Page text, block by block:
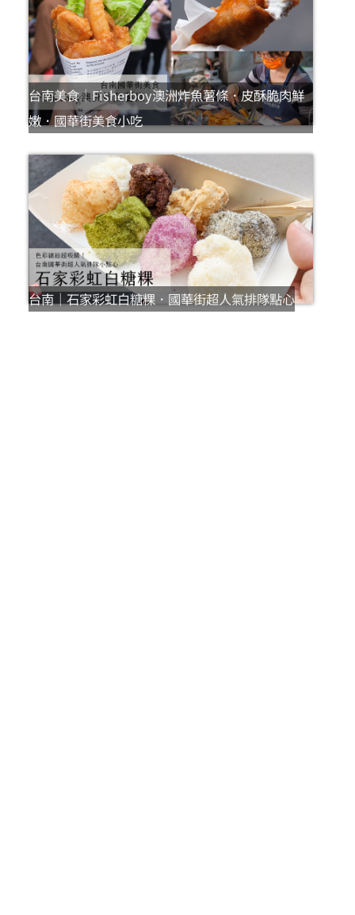
台南美食｜Fisherboy澳洲炸魚薯條．皮酥脆肉鮮
嫩．國華街美食小吃
台南｜石家彩虹白糖粿．國華街超人氣排隊點心